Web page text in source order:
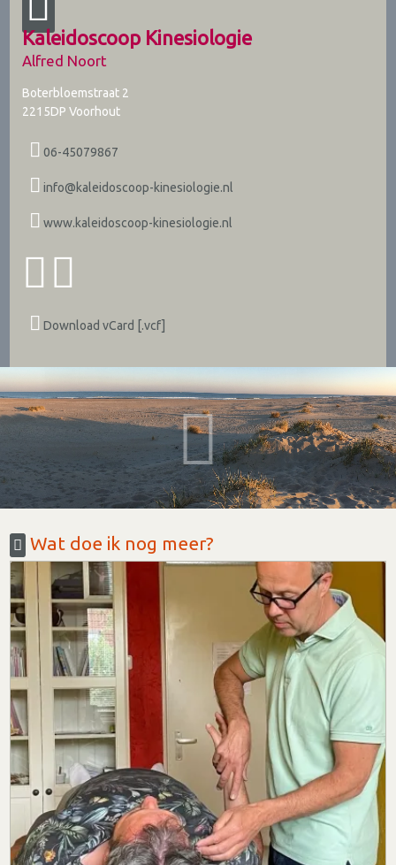
Kaleidoscoop Kinesiologie
Alfred Noort
Boterbloemstraat 2
2215DP Voorhout
06-45079867
info@kaleidoscoop-kinesiologie.nl
www.kaleidoscoop-kinesiologie.nl
Download vCard [.vcf]
Wat doe ik nog meer?